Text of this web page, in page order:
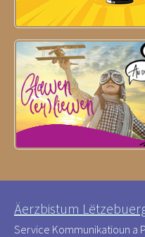
Äerzbistum
Service Kommunikatioun a